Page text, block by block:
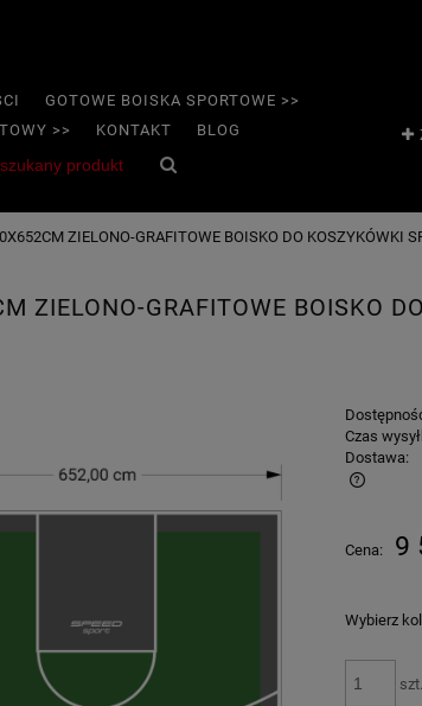
GOTOWE BOISKA SPORTOWE >>
>> KONTAKT BLOG
ZIELONO-GRAFITOWE BOISKO DO KOSZYKÓWKI
ZIELONO-GRAFITOWE BOISKO
Czas
Dostawa:
Cena: 9
Wybierz
szt.